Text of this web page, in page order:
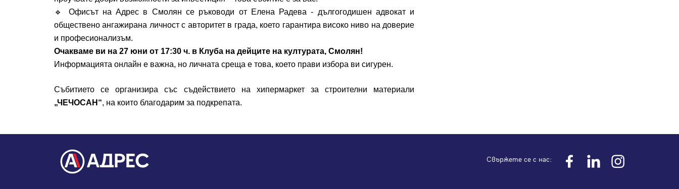
🔹
Офисът на Адрес в Смолян се ръководи от Елена Радева - дългогодишен адвокат и
обществено ангажирана личност с авторитет в града, което гарантира високо ниво на доверие
и професионализъм.
Очакваме ви на 27 юни от 17:30 ч. в Клуба на дейците на културата, Смолян!
Информацията онлайн е важна, но личната среща е това, което прави избора ви сигурен.
Събитието се организира със съдействието на хипермаркет за строителни материали
„ЧЕЧОСАН“, на които благодарим за подкрепата.
Свържете се с нас:
Продължи с Google